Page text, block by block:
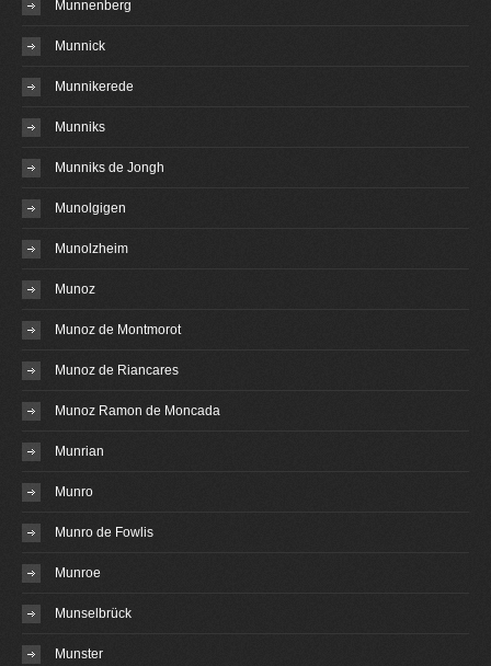
Munnenberg
Munnick
Munnikerede
Munniks
Munniks de Jongh
Munolgigen
Munolzheim
Munoz
Munoz de Montmorot
Munoz de Riancares
Munoz Ramon de Moncada
Munrian
Munro
Munro de Fowlis
Munroe
Munselbrück
Munster